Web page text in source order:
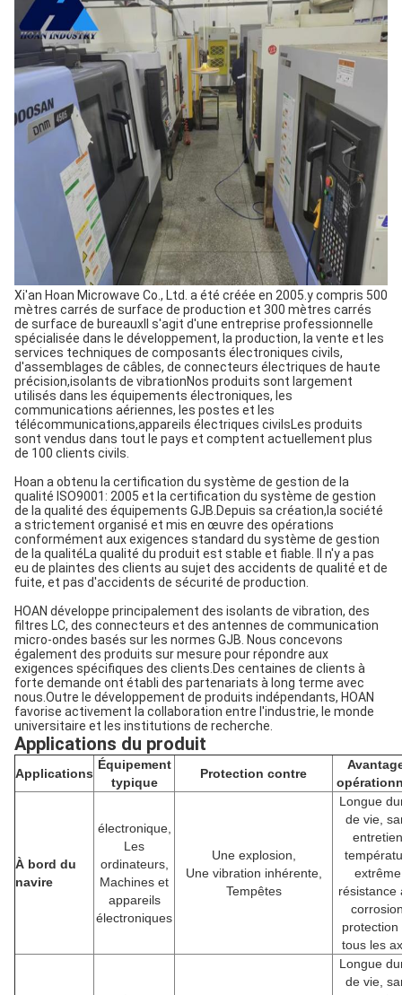
Xi'an Hoan Microwave Co., Ltd. a été créée en 2005.y compris 500
mètres carrés de surface de production et 300 mètres carrés
de surface de bureauxIl s'agit d'une entreprise professionnelle
spécialisée dans le développement, la production, la vente et les
services techniques de composants électroniques civils,
d'assemblages de câbles, de connecteurs électriques de haute
précision,isolants de vibrationNos produits sont largement
utilisés dans les équipements électroniques, les
communications aériennes, les postes et les
télécommunications,appareils électriques civilsLes produits
sont vendus dans tout le pays et comptent actuellement plus
de 100 clients civils.
Hoan a obtenu la certification du système de gestion de la
qualité ISO9001: 2005 et la certification du système de gestion
de la qualité des équipements GJB.Depuis sa création,la société
a strictement organisé et mis en œuvre des opérations
conformément aux exigences standard du système de gestion
de la qualitéLa qualité du produit est stable et fiable. Il n'y a pas
eu de plaintes des clients au sujet des accidents de qualité et de
fuite, et pas d'accidents de sécurité de production.
HOAN développe principalement des isolants de vibration, des
filtres LC, des connecteurs et des antennes de communication
micro-ondes basés sur les normes GJB. Nous concevons
également des produits sur mesure pour répondre aux
exigences spécifiques des clients.Des centaines de clients à
forte demande ont établi des partenariats à long terme avec
nous.Outre le développement de produits indépendants, HOAN
favorise activement la collaboration entre l'industrie, le monde
universitaire et les institutions de recherche.
Applications du produit
Applications
Équipement
typique
Protection contre
À bord du
navire
électronique,
Les
ordinateurs,
Machines et
appareils
électroniques
Une explosion,
Une vibration inhérente,
Tempêtes
Longue
de vie,
résistance
protection
tous les
Longue
de vie,